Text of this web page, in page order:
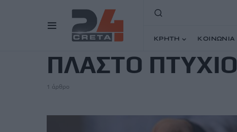
ΚΡΗΤΗ ΚΟΙΝΩΝΙΑ
ΠΛΑΣΤΟ ΠΤΥΧΙΟ
1 άρθρο